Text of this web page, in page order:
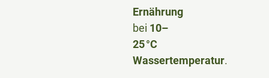
Ernährung
bei 10–
25 °C
Wassertemperatur.